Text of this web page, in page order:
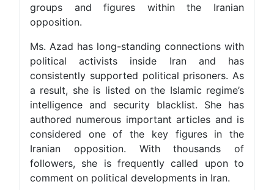
groups and figures within the Iranian
opposition.
Ms. Azad has long-standing connections with
political activists inside Iran and has
consistently supported political prisoners. As
a result, she is listed on the Islamic regime’s
intelligence and security blacklist. She has
authored numerous important articles and is
considered one of the key figures in the
Iranian opposition. With thousands of
followers, she is frequently called upon to
comment on political developments in Iran.